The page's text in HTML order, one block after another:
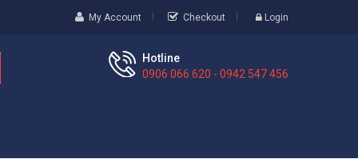
My Account Checkout Login
Hotline
0906 066 620 - 0942 547 456